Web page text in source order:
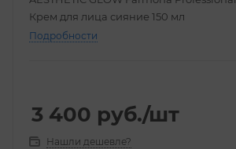
Крем для лица сияние 150 мл
Подробности
3 400 руб./шт
Нашли дешевле?